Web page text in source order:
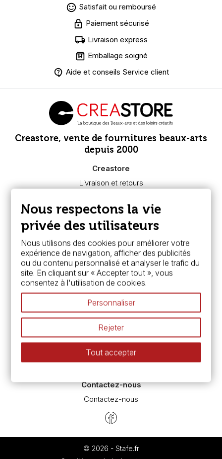
Satisfait ou remboursé
Paiement sécurisé
Livraison express
Emballage soigné
Aide et conseils Service client
Creastore, vente de fournitures beaux-arts
depuis 2000
Creastore
Livraison et retours
Paiement sécurisé
FAQ
Boutique à Angers
Services
Carte fidélité & avantages
Chèque cadeau, bon cadeaux
Devis & bon de commande
Pass culture - mode d'emploi
Nos promotions en cours
Espace conseils
L’aquarelle en tubes ou en godets ?
Le vocabulaire technique de l’aquarelle
Différence entre peinture Fine et Extra-fine
Préparer une toile pour peinture à l'huile et acrylique
Contactez-nous
Contactez-nous
© 2026 - Stafe.fr
Nous respectons la vie
privée des utilisateurs
Nous utilisons des cookies pour améliorer votre
expérience de navigation, afficher des publicités
ou du contenu personnalisé et analyser le trafic du
site. En cliquant sur « Accepter tout », vous
consentez à l'utilisation de cookies.
Personnaliser
Rejeter
Tout accepter